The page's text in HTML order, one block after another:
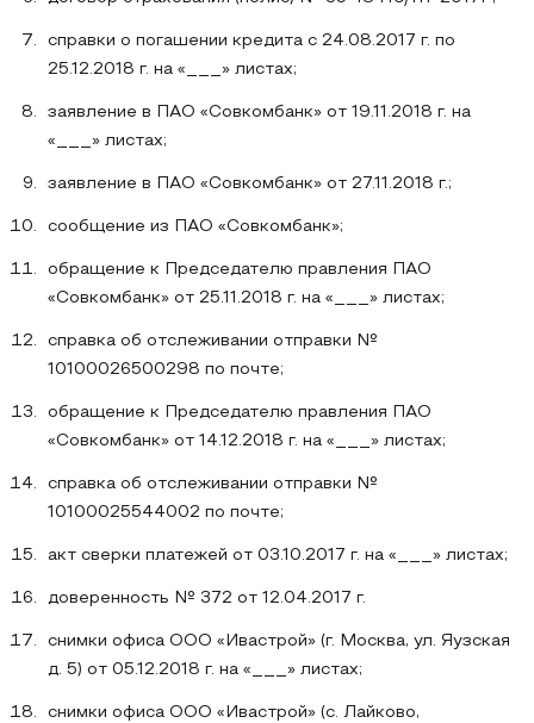
справки о погашении кредита с 24.08.2017 г. по
25.12.2018 г. на «___» листах;
заявление в ПАО «Совкомбанк» от 19.11.2018 г. на
«___» листах;
заявление в ПАО «Совкомбанк» от 27.11.2018 г.;
сообщение из ПАО «Совкомбанк»;
обращение к Председателю правления ПАО
«Совкомбанк» от 25.11.2018 г. на «___» листах;
справка об отслеживании отправки №
10100026500298 по почте;
обращение к Председателю правления ПАО
«Совкомбанк» от 14.12.2018 г. на «___» листах;
справка об отслеживании отправки №
10100025544002 по почте;
акт сверки платежей от 03.10.2017 г. на «___» листах;
доверенность № 372 от 12.04.2017 г.
снимки офиса ООО «Ивастрой» (г. Москва, ул. Яузская
д. 5) от 05.12.2018 г. на «___» листах;
снимки офиса ООО «Ивастрой» (с. Лайково,